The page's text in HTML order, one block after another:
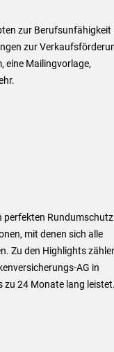
zur Berufsunfähigkeit
zur
eine Mailingvorlage,
perfekten
mit denen sich alle
Zu den Highlights
AG in
zu 24 Monate lang leistet.